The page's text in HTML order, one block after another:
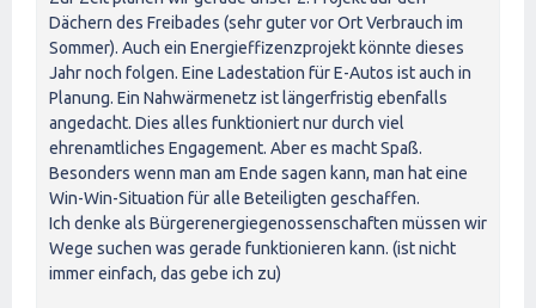
Dächern des Freibades (sehr guter vor Ort Verbrauch im
Sommer). Auch ein Energieffizenzprojekt könnte dieses
Jahr noch folgen. Eine Ladestation für E-Autos ist auch in
Planung. Ein Nahwärmenetz ist längerfristig ebenfalls
angedacht. Dies alles funktioniert nur durch viel
ehrenamtliches Engagement. Aber es macht Spaß.
Besonders wenn man am Ende sagen kann, man hat eine
Win-Win-Situation für alle Beteiligten geschaffen.
Ich denke als Bürgerenergiegenossenschaften müssen wir
Wege suchen was gerade funktionieren kann. (ist nicht
immer einfach, das gebe ich zu)